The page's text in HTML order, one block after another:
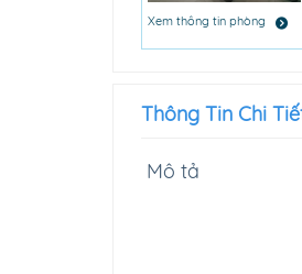
Xem thông tin phòng
Thông Tin Chi
Mô tả